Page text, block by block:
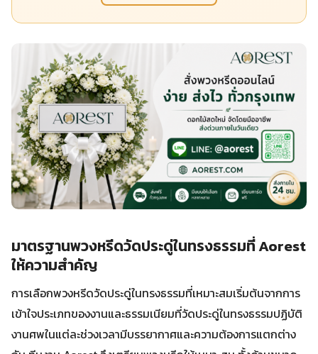
มาตรฐานพวงหรีดวัดประดู่ในทรงธรรมที่ Aorest
ให้ความสำคัญ
การเลือกพวงหรีดวัดประดู่ในทรงธรรมที่เหมาะสมเริ่มต้นจากการ
เข้าใจประเภทของงานและธรรมเนียมที่วัดประดู่ในทรงธรรมปฏิบัติ
งานศพในแต่ละช่วงเวลามีบรรยากาศและความต้องการแตกต่าง